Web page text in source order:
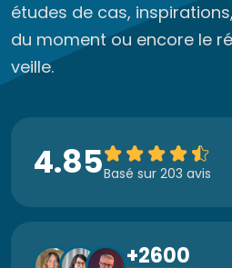
études de cas,
du moment ou encore le
veille.
4.85Basé sur 203 avis
+2600